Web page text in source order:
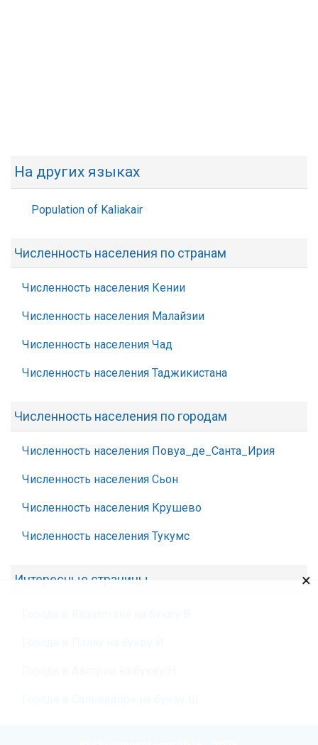
На других языках
Population of Kaliakair
Численность населения по странам
Численность населения Кении
Численность населения Малайзии
Численность населения Чад
Численность населения Таджикистана
Численность населения по городам
Численность населения Повуа_де_Санта_Ирия
Численность населения Сьон
Численность населения Крушево
Численность населения Тукумс
Интересные страницы ×